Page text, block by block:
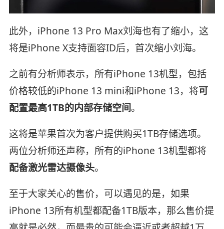
此外，iPhone 13 Pro Max刘海也有了缩小，这
将是iPhone X支持面容ID后，首次缩小刘海。
之前有分析师表示，所有iPhone 13机型，包括
价格较低的iPhone 13 mini和iPhone 13，将可
配置最高1TB的内部存储空间。
这将是苹果首次为客户提供购买1TB存储选项。
两位分析师还声称，所有的iPhone 13机型都将
配备激光雷达摄像头。
至于大家关心的售价，可以遇见的是，如果
iPhone 13所有机型都配备1TB版本，那么售价提